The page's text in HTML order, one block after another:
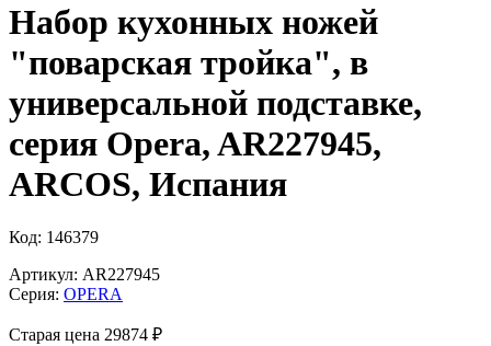
Набор кухонных ножей
"поварская тройка", в
универсальной подставке,
серия Opera, AR227945,
ARCOS, Испания
Код: 146379
Артикул: AR227945
Серия: OPERA
Старая цена 29874 ₽